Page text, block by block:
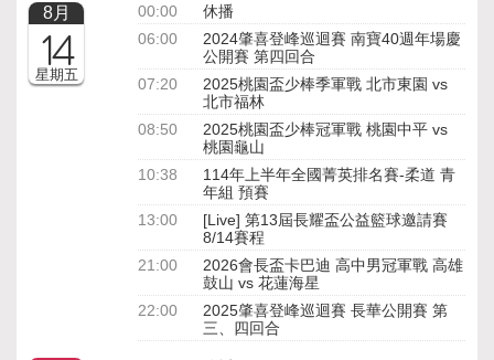
8月
14
星期五
00:00
休播
06:00
2024肇喜登峰巡迴賽 南寶40週年場慶
公開賽 第四回合
07:20
2025桃園盃少棒季軍戰 北市東園 vs
北市福林
08:50
2025桃園盃少棒冠軍戰 桃園中平 vs
桃園龜山
10:38
114年上半年全國菁英排名賽-柔道 青
年組 預賽
13:00
[Live] 第13屆長耀盃公益籃球邀請賽
8/14賽程
21:00
2026會長盃卡巴迪 高中男冠軍戰 高雄
鼓山 vs 花蓮海星
22:00
2025肇喜登峰巡迴賽 長華公開賽 第
三、四回合